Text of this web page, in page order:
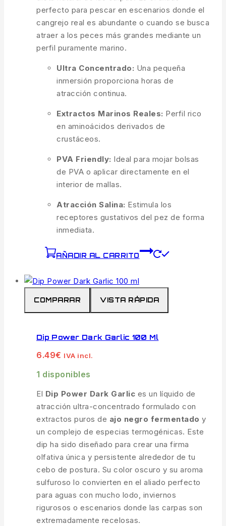
perfecto para pescar en escenarios donde el
cangrejo real es abundante o cuando se busca
atraer a los peces más grandes mediante un
perfil puramente marino.
Ultra Concentrado: Una pequeña
inmersión proporciona horas de
atracción continua.
Extractos Marinos Reales: Perfil rico
en aminoácidos derivados de
crustáceos.
PVA Friendly: Ideal para mojar bolsas
de PVA o aplicar directamente en el
interior de mallas.
Atracción Salina: Estimula los
receptores gustativos del pez de forma
inmediata.
AÑADIR AL CARRITO
COMPARAR VISTA RÁPIDA
Dip Power Dark Garlic 100 Ml
6.49€ IVA incl.
1 disponibles
El Dip Power Dark Garlic es un líquido de
atracción ultra-concentrado formulado con
extractos puros de ajo negro fermentado y
un complejo de especias termogénicas. Este
dip ha sido diseñado para crear una firma
olfativa única y persistente alrededor de tu
cebo de postura. Su color oscuro y su aroma
sulfuroso lo convierten en el aliado perfecto
para aguas con mucho lodo, inviernos
rigurosos o escenarios donde las carpas son
extremadamente recelosas.